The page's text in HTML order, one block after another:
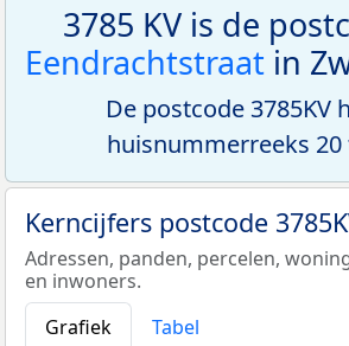
3785 KV is de
Eendrachtstraat in
De postcode 3785KV
huisnummerreeks 20
Kerncijfers postcode
Adressen, panden, percelen,
en inwoners.
Grafiek
Tabel